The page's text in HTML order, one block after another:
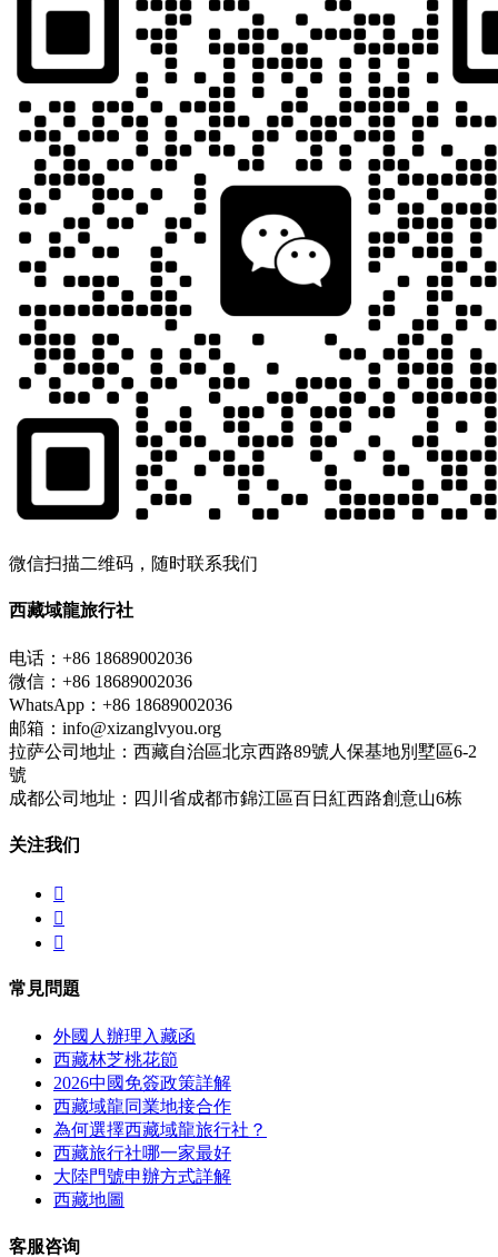
微信扫描二维码，随时联系我们
西藏域龍旅行社
电话：+86 18689002036
微信：+86 18689002036
WhatsApp：+86 18689002036
邮箱：info@xizanglvyou.org
拉萨公司地址：西藏自治區北京西路89號人保基地別墅區6-2
號
成都公司地址：四川省成都市錦江區百日紅西路創意山6栋
关注我们



常見問題
外國人辦理入藏函
西藏林芝桃花節
2026中國免簽政策詳解
西藏域龍同業地接合作
為何選擇西藏域龍旅行社？
西藏旅行社哪一家最好
大陸門號申辦方式詳解
西藏地圖
客服咨询